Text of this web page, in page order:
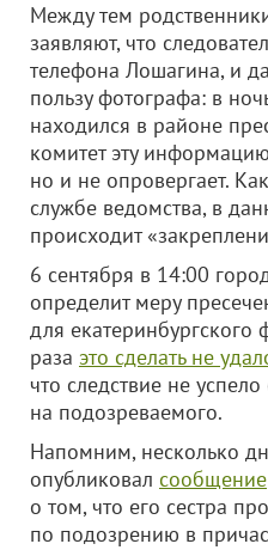
Между тем
заявляют, что
телефона Лошагина, и
пользу фотографа: в
находился в районе
комитет эту
но и не опровергает.
службе ведомства, в
происходит
6 сентября в 14:00
определит меру
для екатеринбургского
раза это сделать не
что следствие не
на подозреваемого.
Напомним, несколько
опубликовал сообщение
о том, что его сестра
по подозрению в